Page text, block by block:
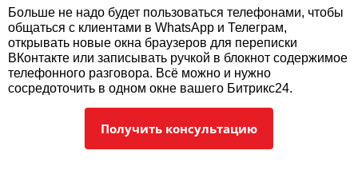
Больше не надо будет пользоваться телефонами, чтобы
общаться с клиентами в WhatsApp и Телеграм,
открывать новые окна браузеров для переписки
ВКонтакте или записывать ручкой в блокнот содержимое
телефонного разговора. Всё можно и нужно
сосредоточить в одном окне вашего Битрикс24.
Получить консультацию